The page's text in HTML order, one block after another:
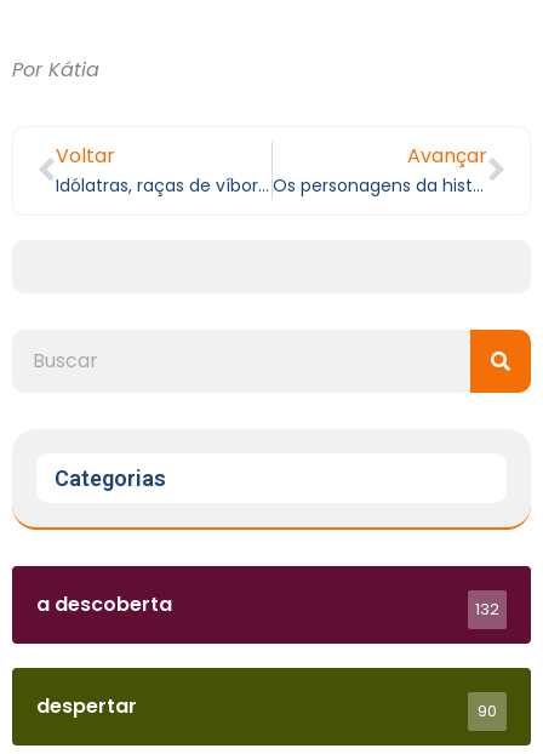
Por Kátia
Voltar
Idólatras, raças de víboras!
Avançar
Os personagens da história da vida
Categorias
a descoberta 132
despertar 90